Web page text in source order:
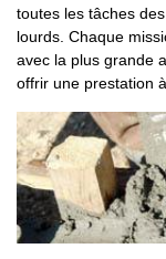
toutes les tâches
lourds. Chaque
avec la plus grande
offrir une prestation